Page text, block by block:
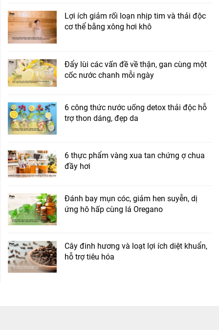
Lợi ích giảm rối loạn nhịp tim và thải độc
cơ thể bằng xông hơi khô
Đẩy lùi các vấn đề về thận, gan cùng một
cốc nước chanh mỗi ngày
6 công thức nước uống detox thải độc hỗ
trợ thon dáng, đẹp da
6 thực phẩm vàng xua tan chứng ợ chua
đầy hơi
Đánh bay mụn cóc, giảm hen suyễn, dị
ứng hô hấp cùng lá Oregano
Cây đinh hương và loạt lợi ích diệt khuẩn,
hỗ trợ tiêu hóa